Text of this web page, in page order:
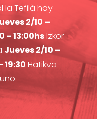
la Tefilà hay
2/10 –
– 13:00hsIzkor
Jueves 2/10 –
19:30 Hatikva